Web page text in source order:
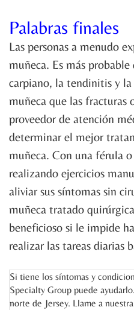
Palabras finales
Las personas a menudo
muñeca. Es más
carpiano, la tendinitis y
muñeca que las fracturas
proveedor de atención
determinar el mejor
muñeca. Con una férula
realizando ejercicios
aliviar sus síntomas sin
muñeca tratado
beneficioso si le impide
realizar las tareas diarias
Si tiene los síntomas y
Specialty Group puede
norte de Jersey. Llame a